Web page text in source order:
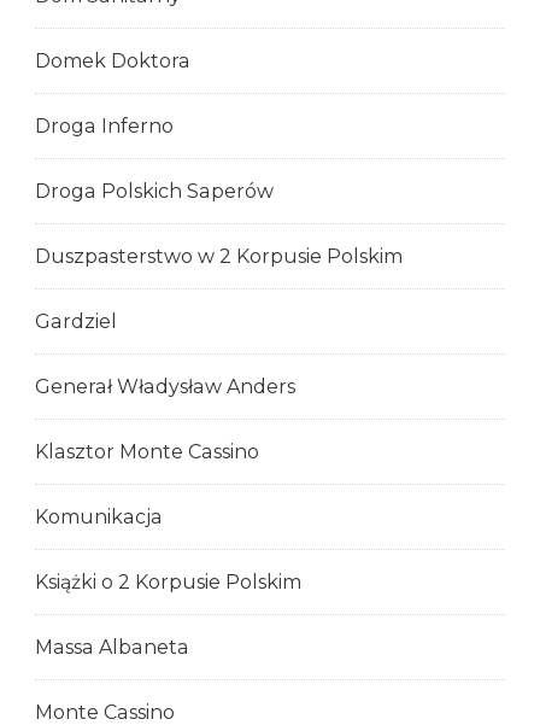
Domek Doktora
Droga Inferno
Droga Polskich Saperów
Duszpasterstwo w 2 Korpusie Polskim
Gardziel
Generał Władysław Anders
Klasztor Monte Cassino
Komunikacja
Książki o 2 Korpusie Polskim
Massa Albaneta
Monte Cassino